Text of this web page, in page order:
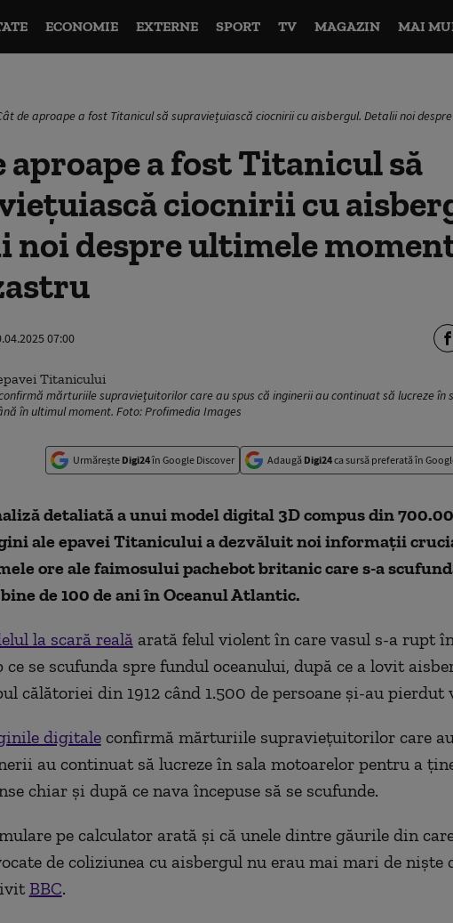
ECONOMIE EXTERNE SPORT TV MAGAZIN MAI
de aproape a fost Titanicul să supraviețuiască ciocnirii cu aisbergul. Detalii noi
aproape a fost Titanicul să
ciocnirii cu
noi despre ultimele
07:00
mărturiile supraviețuitorilor care au spus că inginerii au continuat să lucreze
în ultimul moment. Foto: Profimedia Images
Urmărește Digi24în Google Discover Adaugă Digi24ca sursă preferată în
detaliată a unui model digital 3D compus din
ale epavei Titanicului a dezvăluit noi informații
ore ale faimosului pachebot britanic care s-a
de 100 de ani în Oceanul Atlantic.
la scară realăarată felul violent în care vasul s-a rupt
se scufunda spre fundul oceanului, după ce a lovit
călătoriei din 1912 când 1.500 de persoane și-au pierdut
digitaleconfirmă mărturiile supraviețuitorilor care
au continuat să lucreze în sala motoarelor pentru a
chiar și după ce nava începuse să se scufunde.
pe calculator arată și că unele dintre găurile din
de coliziunea cu aisbergul nu erau mai mari de niște
BBC.